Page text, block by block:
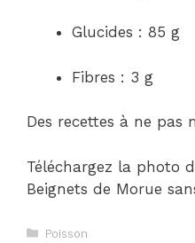
Glucides : 85 g
Fibres : 3 g
Des recettes à ne pas
Téléchargez la photo
Beignets de Morue
Catégories
Poisson